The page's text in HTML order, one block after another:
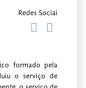
Redes Sociai
formado pela
o serviço de